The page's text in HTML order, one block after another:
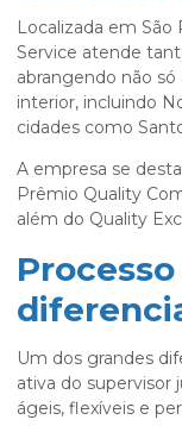
Localizada em São
Service atende
abrangendo não
interior, incluindo
cidades como
A empresa se
Prêmio Quality
além do Quality
Um dos grandes
ativa do supervisor
ágeis, flexíveis e